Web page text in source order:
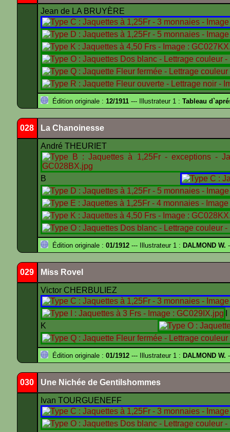
Jean de LA BRUYÈRE
Édition originale : 12/1911 --- Illustrateur 1 : Tableau
028 La Chanoinesse
André THEURIET
B
Édition originale : 01/1912 --- Illustrateur 1 : DALMOND W.
029 Miss Rovel
Victor CHERBULIEZ
K
Édition originale : 01/1912 --- Illustrateur 1 : DALMOND W.
030 Une Nichée de Gentilshommes
Ivan TOURGUENEFF